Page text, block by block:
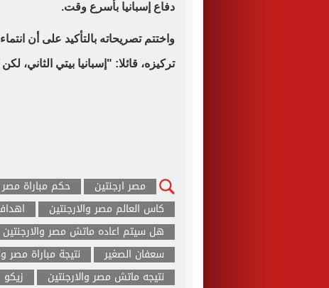
دفاع إسبانيا بأسرع وقت.
واختتم تصريحاته بالتأكيد على أن
تركيزه، قائلا: "إسبانيا بيتي
مصر ارجنتين حكم مباراة مصر
كاس العالم مصر والارجنتين
هل سيتم اعاده ماتش مصر والارجنتين
سعفان الصغير
نتيجة مباراة مصر
نتيجه ماتش مصر والارجنتين
زيكو